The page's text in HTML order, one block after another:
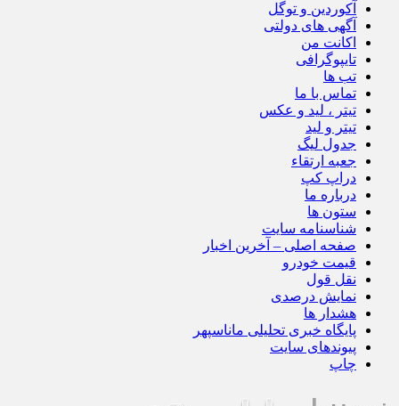
آکوردین و توگل
آگهی های دولتی
اکانت من
تایپوگرافی
تب ها
تماس با ما
تیتر ، لید و عکس
تیتر و لید
جدول لیگ
جعبه ارتقاء
دراپ کپ
درباره ما
ستون ها
شناسنامه سایت
صفحه اصلی – آخرین اخبار
قیمت خودرو
نقل قول
نمایش درصدی
هشدار ها
پایگاه خبری تحلیلی ماناسپهر
پیوندهای سایت
چاپ